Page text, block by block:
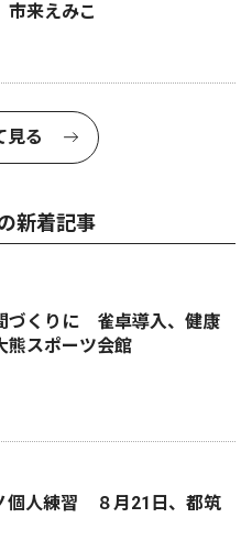
来えみこ
見る
新着記事
づくりに 雀卓導入、健康
スポーツ会館
個人練習 ８月21日、都筑